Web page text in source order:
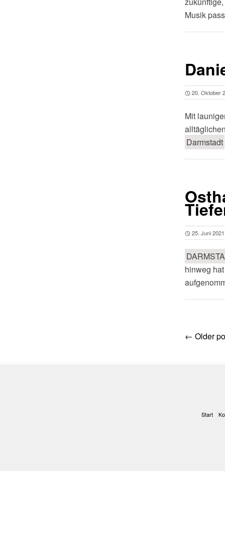
Musik
20. Oktober
Mit
Darmstadt
25. Juni 2021
hinweg
Post
← Older
Start